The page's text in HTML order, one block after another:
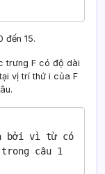
đến 15.
trưng F có độ dài
vị trí thứ i của F
bởi vì từ có
câu 1